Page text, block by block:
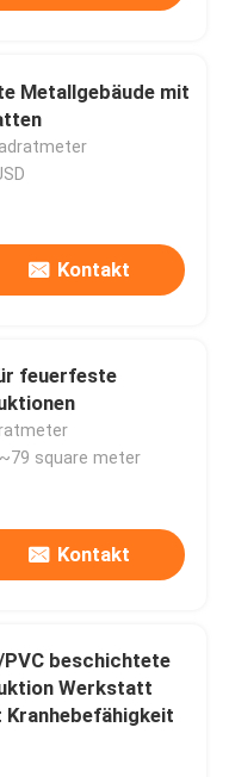
Metallgebäude mit
Kontakt
feuerfeste
square meter
Kontakt
PVC beschichtete
Werkstatt
Kranhebefähigkeit